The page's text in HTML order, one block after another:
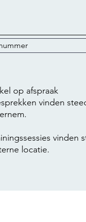
op afspraak
vinden
vinden
locatie.